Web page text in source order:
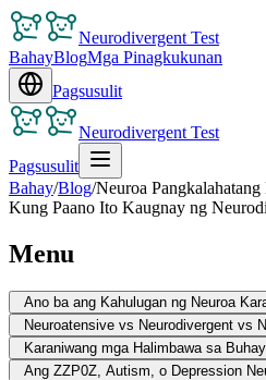
Neurodivergent Test
BahayBlogMga Pinagkukunan
Pagsusulit
Neurodivergent Test
Pagsusulit
Bahay/Blog/Neuroa
Kung Paano Ito Kaugnay ng
Menu
Ano ba ang Kahulugan ng Neuroa
Neuroatensive vs Neurodivergent vs
Karaniwang mga Halimbawa sa Buhay
Ang ZZP0Z, Autism, o Depression